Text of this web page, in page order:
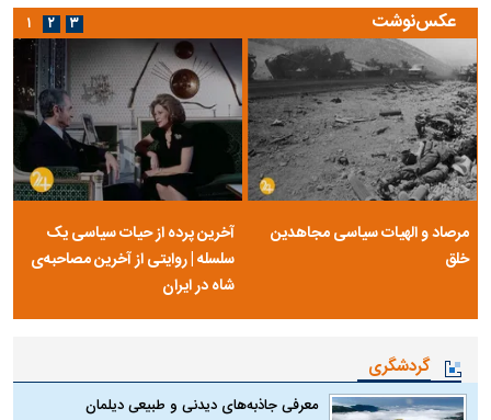
عکس‌نوشت
مرصاد و الهیات سیاسی مجاهدین
خلق
آخرین پرده از حیات سیاسی یک
سلسله | روایتی از آخرین مصاحبه‌ی
شاه در ایران
۱ ۲ ۳
گردشگری
معرفی جاذبه‌های دیدنی و طبیعی دیلمان